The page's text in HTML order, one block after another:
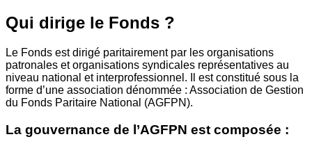
Qui dirige le Fonds ?
Le Fonds est dirigé paritairement par les organisations
patronales et organisations syndicales représentatives au
niveau national et interprofessionnel. Il est constitué sous la
forme d’une association dénommée : Association de Gestion
du Fonds Paritaire National (AGFPN).
La gouvernance de l’AGFPN est composée :